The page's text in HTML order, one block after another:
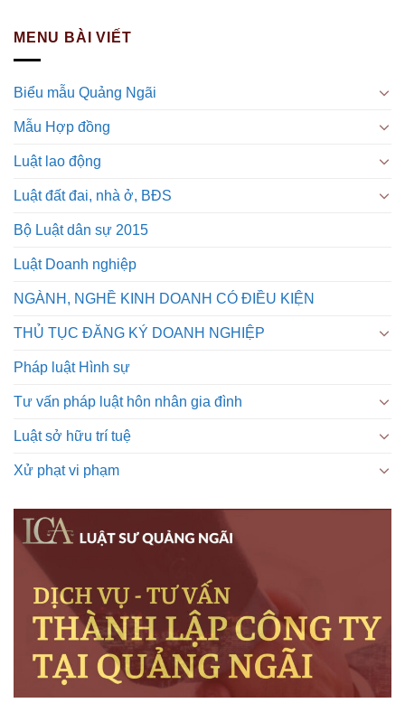
MENU BÀI VIẾT
Biểu mẫu Quảng Ngãi
Mẫu Hợp đồng
Luật lao động
Luật đất đai, nhà ở, BĐS
Bộ Luật dân sự 2015
Luật Doanh nghiệp
NGÀNH, NGHỀ KINH DOANH CÓ ĐIỀU KIỆN
THỦ TỤC ĐĂNG KÝ DOANH NGHIỆP
Pháp luật Hình sự
Tư vấn pháp luật hôn nhân gia đình
Luật sở hữu trí tuệ
Xử phạt vi phạm